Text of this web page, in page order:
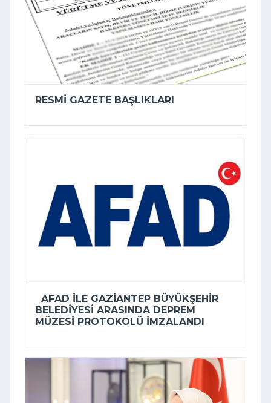
RESMI GAZETE BAŞLIKLARI
AFAD ILE GAZIANTEP BÜYÜKŞEHIR
BELEDIYESI ARASINDA DEPREM
MÜZESI PROTOKOLÜ IMZALANDI